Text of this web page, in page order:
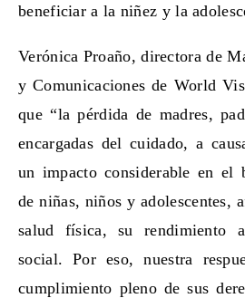
beneficiar a la niñez y la
Verónica Proaño, directora de
y Comunicaciones de World
que “la pérdida de madres,
encargadas del cuidado, a
un impacto considerable en el
de niñas, niños y adolescentes,
salud física, su rendimiento
social. Por eso, nuestra
cumplimiento pleno de sus